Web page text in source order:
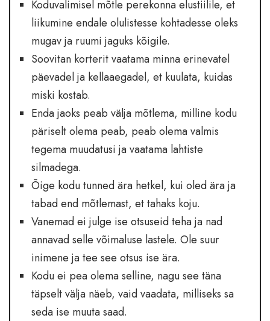
Koduvalimisel mõtle perekonna elustiilile, et
liikumine endale olulistesse kohtadesse oleks
mugav ja ruumi jaguks kõigile.
Soovitan korterit vaatama minna erinevatel
päevadel ja kellaaegadel, et kuulata, kuidas
miski kostab.
Enda jaoks peab välja mõtlema, milline kodu
päriselt olema peab, peab olema valmis
tegema muudatusi ja vaatama lahtiste
silmadega.
Õige kodu tunned ära hetkel, kui oled ära ja
tabad end mõtlemast, et tahaks koju.
Vanemad ei julge ise otsuseid teha ja nad
annavad selle võimaluse lastele. Ole suur
inimene ja tee see otsus ise ära.
Kodu ei pea olema selline, nagu see täna
täpselt välja näeb, vaid vaadata, milliseks sa
seda ise muuta saad.